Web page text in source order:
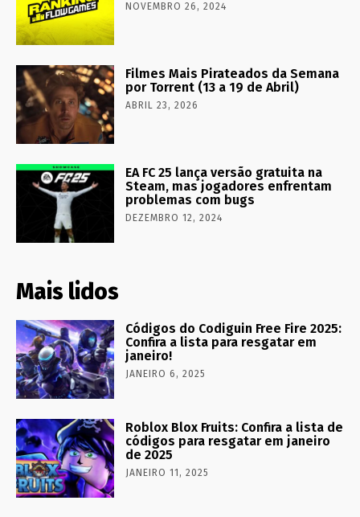
NOVEMBRO 26, 2024
Filmes Mais Pirateados da Semana
por Torrent (13 a 19 de Abril)
ABRIL 23, 2026
EA FC 25 lança versão gratuita na
Steam, mas jogadores enfrentam
problemas com bugs
DEZEMBRO 12, 2024
Mais lidos
Códigos do Codiguin Free Fire 2025:
Confira a lista para resgatar em
janeiro!
JANEIRO 6, 2025
Roblox Blox Fruits: Confira a lista de
códigos para resgatar em janeiro
de 2025
JANEIRO 11, 2025